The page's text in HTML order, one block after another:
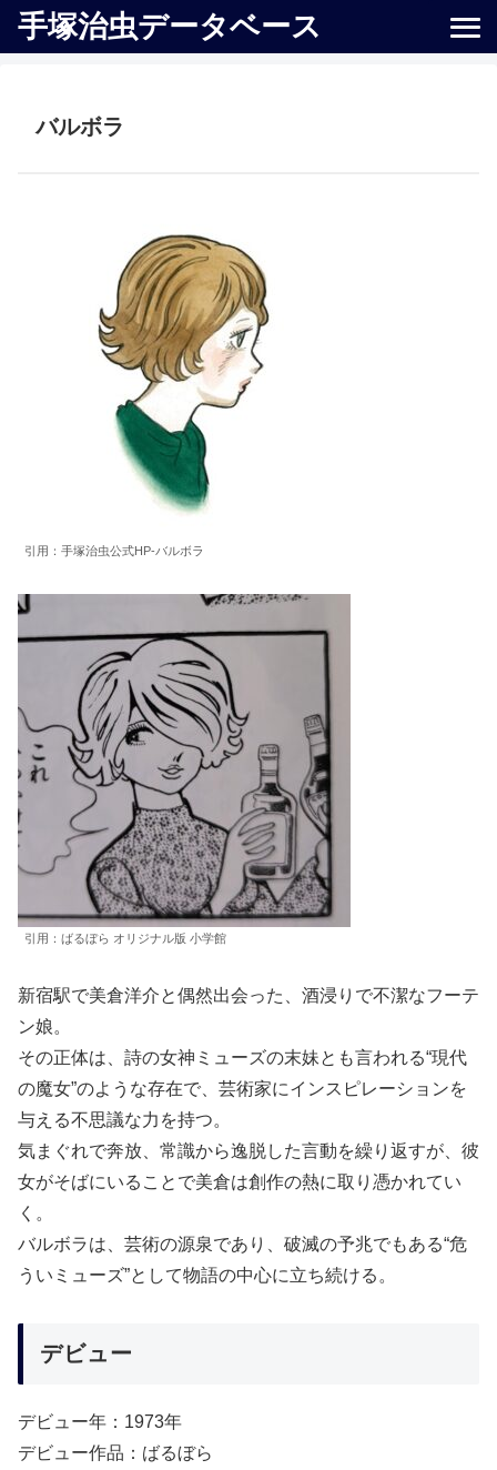
手塚治虫データベース
バルボラ
引用：手塚治虫公式HP-バルボラ
引用：ばるぼら オリジナル版 小学館
新宿駅で美倉洋介と偶然出会った、酒浸りで不潔なフーテ
ン娘。
その正体は、詩の女神ミューズの末妹とも言われる“現代
の魔女”のような存在で、芸術家にインスピレーションを
与える不思議な力を持つ。
気まぐれで奔放、常識から逸脱した言動を繰り返すが、彼
女がそばにいることで美倉は創作の熱に取り憑かれてい
く。
バルボラは、芸術の源泉であり、破滅の予兆でもある“危
ういミューズ”として物語の中心に立ち続ける。
デビュー
デビュー年：1973年
デビュー作品：ばるぼら